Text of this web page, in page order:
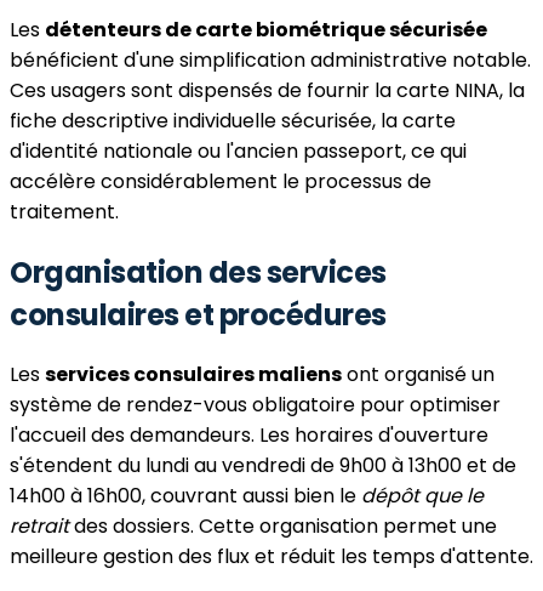
Les détenteurs de carte biométrique sécurisée
bénéficient d'une simplification administrative notable.
Ces usagers sont dispensés de fournir la carte NINA, la
fiche descriptive individuelle sécurisée, la carte
d'identité nationale ou l'ancien passeport, ce qui
accélère considérablement le processus de
traitement.
Organisation des services
consulaires et procédures
Lesservices consulaires maliensont organisé un
système de rendez-vous obligatoire pour optimiser
l'accueil des demandeurs. Les horaires d'ouverture
s'étendent du lundi au vendredi de 9h00 à 13h00 et de
14h00 à 16h00, couvrant aussi bien le dépôt que le
retraitdes dossiers. Cette organisation permet une
meilleure gestion des flux et réduit les temps d'attente.